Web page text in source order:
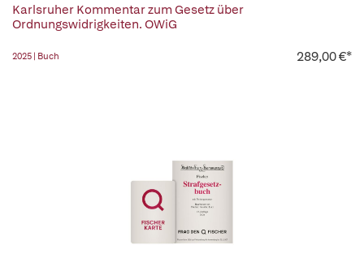
Karlsruher Kommentar zum Gesetz über
Ordnungswidrigkeiten. OWiG
2025 | Buch 289,00 €*